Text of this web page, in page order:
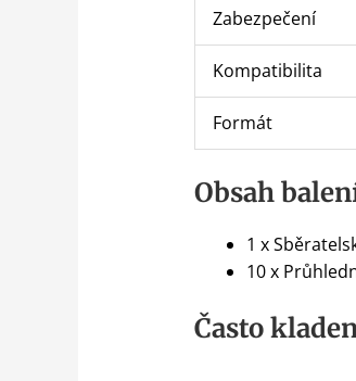
Zabezpečení
Kompatibilita
Formát
Obsah
1 x
10 x
Často